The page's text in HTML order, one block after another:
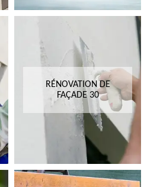
RÉNOVATION DE
FAÇADE 30